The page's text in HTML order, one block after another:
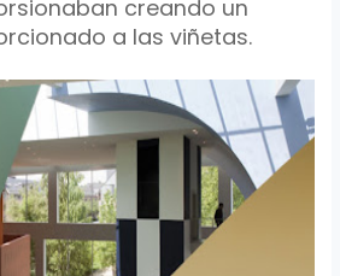
creando un
a las viñetas.